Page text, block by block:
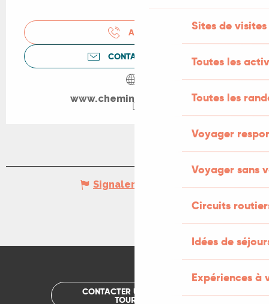
Sites de visites
Toutes les
Toutes les
Voyager
Voyager sans
Circuits
Idées de
Expériences à
APPELER
CONTACTEZ-NOUS
www.cheminsenquercy.fr
Signaler une erreur
CONTACTER UN OFFICE DE
TOURISME